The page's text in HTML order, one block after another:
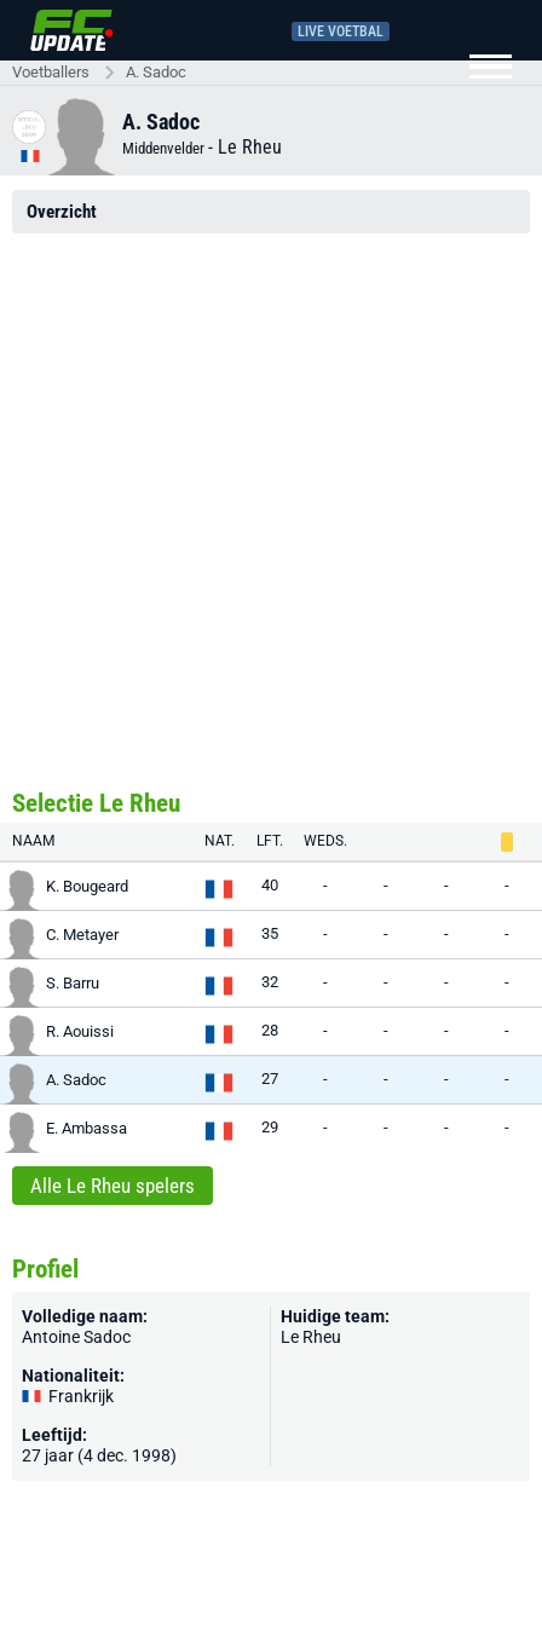
LIVE VOETBAL
Voetballers A. Sadoc
A. Sadoc
Middenvelder - Le Rheu
Overzicht
Selectie Le Rheu
NAAM NAT. LFT. WEDS.
K. Bougeard 40 - - - -
C. Metayer 35 - - - -
S. Barru 32 - - - -
R. Aouissi 28 - - - -
A. Sadoc 27 - - - -
E. Ambassa 29 - - - -
Alle Le Rheu spelers
Profiel
Volledige naam:
Antoine Sadoc
Nationaliteit:
Frankrijk
Leeftijd:
27 jaar (4 dec. 1998)
Huidige team:
Le Rheu